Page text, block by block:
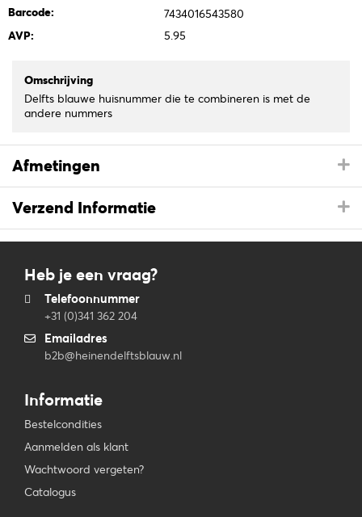
Barcode:
7434016543580
AVP:
5.95
Omschrijving
Delfts blauwe huisnummer die te combineren is met de
andere nummers
Afmetingen
Verzend Informatie
Heb je een vraag?
Telefoonnummer
+31 (0)341 362 204
Emailadres
b2b@heinendelftsblauw.nl
Informatie
Bestelcondities
Aanmelden als klant
Wachtwoord vergeten?
Catalogus